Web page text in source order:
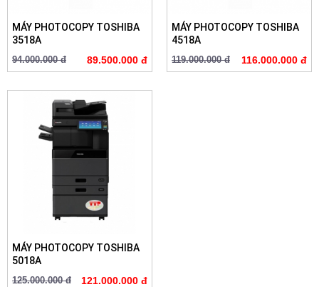
MÁY PHOTOCOPY TOSHIBA
3518A
94.000.000 đ 89.500.000 đ
MÁY PHOTOCOPY TOSHIBA
4518A
119.000.000 đ 116.000.000 đ
MÁY PHOTOCOPY TOSHIBA
5018A
125.000.000 đ 121.000.000 đ